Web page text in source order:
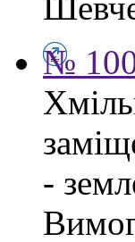
№
-